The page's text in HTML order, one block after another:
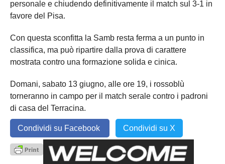
personale e chiudendo definitivamente il match sul 3-1 in
favore del Pisa.
Con questa sconfitta la Samb resta ferma a un punto in
classifica, ma può ripartire dalla prova di carattere
mostrata contro una formazione solida e cinica.
Domani, sabato 13 giugno, alle ore 19, i rossoblù
torneranno in campo per il match serale contro i padroni
di casa del Terracina.
Condividi su Facebook Condividi su X